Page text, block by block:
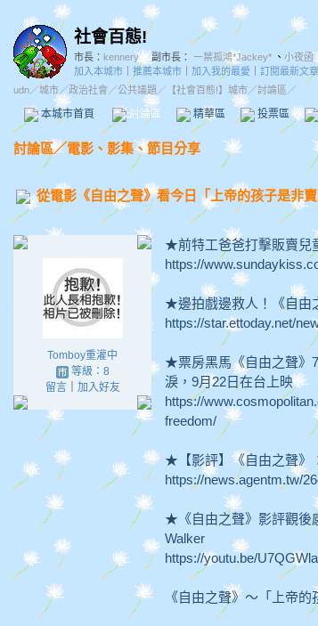
社會百態!
市長： kennery 副市長： 一葉孤鴻*Jackey* 、 小夜函
加入本城市
推薦本城市 加入我的最愛
訂閱最新文章
udn／城市／政治社會 ／公共議題 ／ 【社會百態!】城市／討論區／
本城市首頁 討論區 精華區 投票區
討論區／電影、影集、節目分享
從電影《自由之聲》看今日「上帝的孩子是非賣
Tomboy重灌中
等級：8
留言｜ 加入好友
★前特工爸爸打擊販賣兒
https://
★邊拍戲邊救人！《自由
https://star.ettoday.net/
★票房黑馬《自由之聲》
淚，9月22日在台上映
https://
freedom/
★【影評】《自由之聲》
https://news.agentm.tw/
★《自由之聲》影評觀後
Walker
https://youtu.be/
《自由之聲》～「上帝